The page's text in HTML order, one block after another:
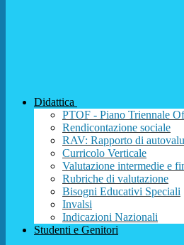
Didattica
PTOF - Piano Triennale
Rendicontazione sociale
RAV: Rapporto di
Curricolo Verticale
Valutazione intermedie e
Rubriche di valutazione
Bisogni Educativi Speciali
Invalsi
Indicazioni Nazionali
Studenti e Genitori